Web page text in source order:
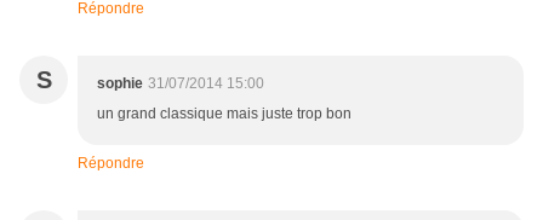
Répondre
S sophie 31/07/2014 15:00
un grand classique mais juste trop bon
Répondre